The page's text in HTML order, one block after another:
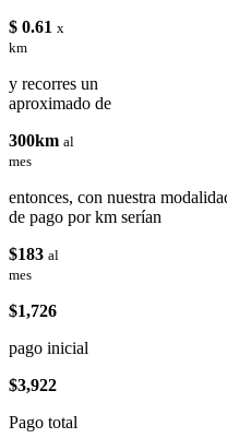
$ 0.61 x
km
y recorres un
aproximado de
300km al
mes
entonces, con nuestra
de pago por km serían
$183 al
mes
$1,726
pago inicial
$3,922
Pago total